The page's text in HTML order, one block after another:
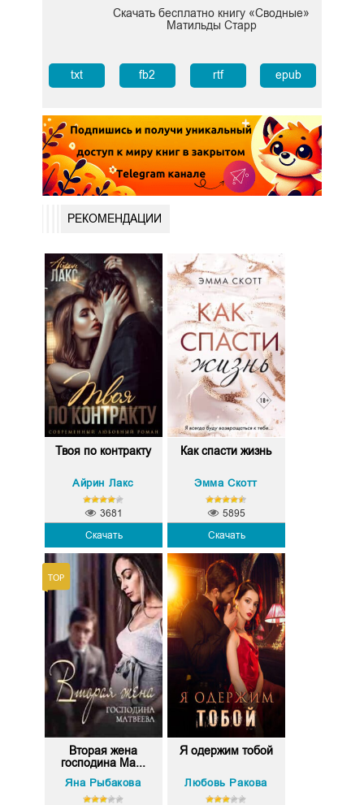
Скачать бесплатно книгу «Сводные»
Матильды Старр
txt fb2 rtf epub
РЕКОМЕНДАЦИИ
Твоя по контракту
Айрин Лакс
Скачать
3681
Как спасти жизнь
Эмма Скотт
Скачать
5895
Вторая жена
господина Ма...
Яна Рыбакова
Я одержим тобой
Любовь Ракова